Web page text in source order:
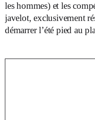
les hommes) et les
javelot, exclusivement
démarrer l’été pied au